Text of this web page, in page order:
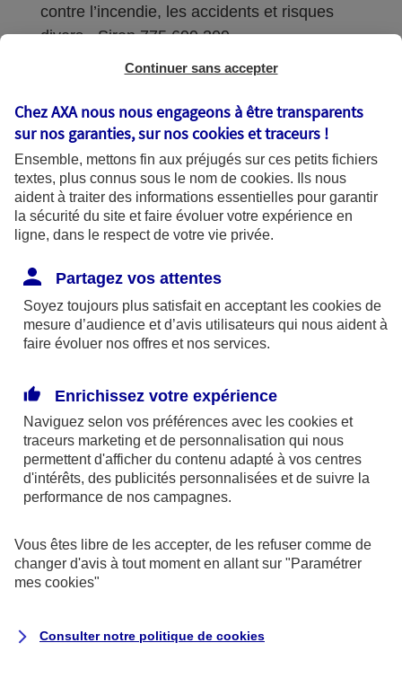
contre l’incendie, les accidents et risques
divers - Siren 775 699 309
Sièges sociaux : 313 Terrasses de l’Arche –
Coordonnées de l'Autorité de contrôle
prudentiel et de résolution (ACPR) : - 4
Place de Budapest - CS 92459 - 75436
Paris Cedex 09. Le détail des procédures de
recours et de réclamation et les
disponibles sur le site axa.fr.
AXA France IARD et AXA France Vie sont
mandataires exclusifs en opérations de
246 et n°13 005 764 (consultable
surwww.orias.fr)
AXA Assistance France Assurances,
S.A au capital de 51 429 430,40 €,
Siège social :
8-10, rue Paul Vaillant Couturier
Continuer sans accepter
Chez AXA nous nous engageons à être transparents
sur nos garanties, sur noscookies et traceurs !
Ensemble, mettons fin aux préjugés sur ces petits fichiers
textes, plus connus sous le nom de cookies. Ils nous
aident à traiter des informations essentielles pour garantir
la sécurité du site et faire évoluer votre expérience en
ligne, dans le respect de votre vie privée.
Partagez vos attentes
Soyez toujours plus satisfait en acceptant les cookies de
mesure d’audience et d’avis utilisateurs qui nous aident à
faire évoluer nos offres et nos services.
Enrichissez votre expérience
Naviguez selon vos préférences avec les cookies et
traceurs marketing et de personnalisation qui nous
permettent d'afficher du contenu adapté à vos centres
d'intérêts, des publicités personnalisées et de suivre la
performance de nos campagnes.
Vous êtes libre de les accepter, de les refuser comme de
changer d'avis à tout moment en allant sur "Paramétrer
mes cookies"
Consulter notre politique de cookies